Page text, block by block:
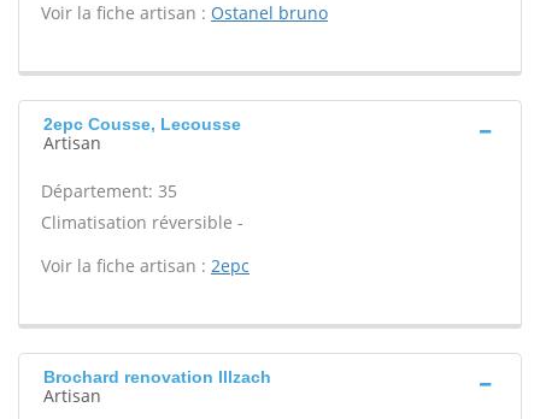
Voir la fiche artisan : Ostanel bruno
2epc Cousse, Lecousse
Artisan
Département: 35
Climatisation réversible -
Voir la fiche artisan : 2epc
Brochard renovation Illzach
Artisan